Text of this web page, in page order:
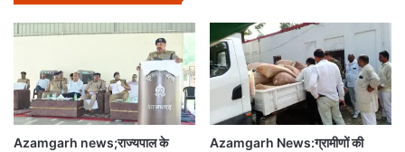
Azamgarh news;राज्यपाल के Azamgarh News:ग्रामीणों की